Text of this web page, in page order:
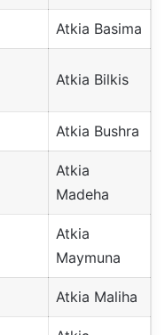
Atkia Basima
Atkia Bilkis
Atkia Bushra
Atkia
Madeha
Atkia
Maymuna
Atkia Maliha